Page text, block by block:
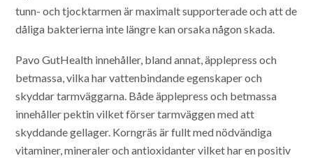
tunn- och tjocktarmen är maximalt supporterade och att de
dåliga bakterierna inte längre kan orsaka någon skada.
Pavo GutHealth innehåller, bland annat, äpplepress och
betmassa, vilka har vattenbindande egenskaper och
skyddar tarmväggarna. Både äpplepress och betmassa
innehåller pektin vilket förser tarmväggen med att
skyddande gellager. Korngräs är fullt med nödvändiga
vitaminer, mineraler och antioxidanter vilket har en positiv